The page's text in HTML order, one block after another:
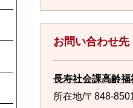
お問い合わせ先
長寿社会課高齢
所在地/〒848-